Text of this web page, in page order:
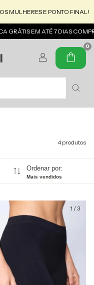
MULHERES E PONTO FINAL!
GRÁTIS EM ATÉ 7 DIAS
0
4 produtos
Ordenar por:
Mais vendidos
1 /3